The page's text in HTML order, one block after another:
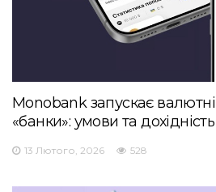
Monobank запускає валютні
«банки»: умови та дохідність
13 Лютого, 2026 528